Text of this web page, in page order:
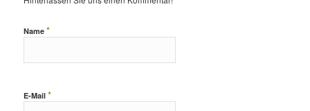
Name *
E-Mail *